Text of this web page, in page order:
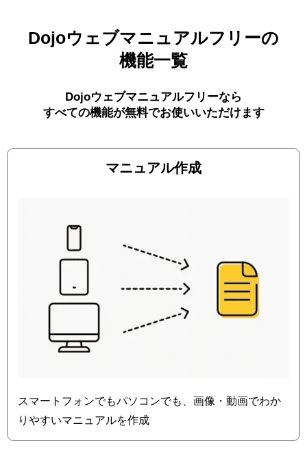
Dojoウェブマニュアルフリーの
機能一覧
Dojoウェブマニュアルフリーなら
すべての機能が無料でお使いいただけます
マニュアル作成
スマートフォンでもパソコンでも、画像・動画でわか
りやすいマニュアルを作成